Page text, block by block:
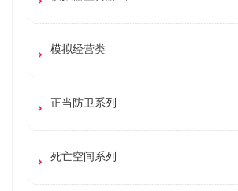
模拟经营类
正当防卫系列
死亡空间系列